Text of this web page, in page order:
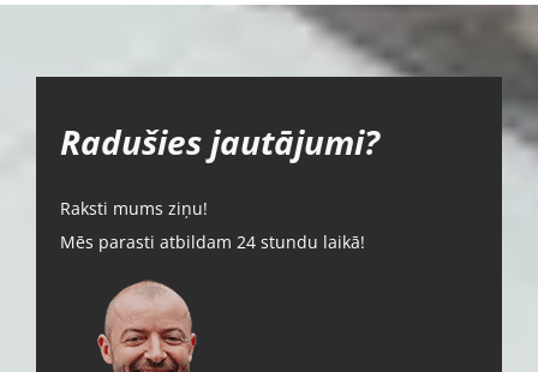
Radušies jautājumi?
Raksti mums ziņu!
Mēs parasti atbildam 24 stundu laikā!